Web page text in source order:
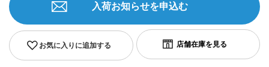
お気に入りに追加する
入荷お知らせを申込む